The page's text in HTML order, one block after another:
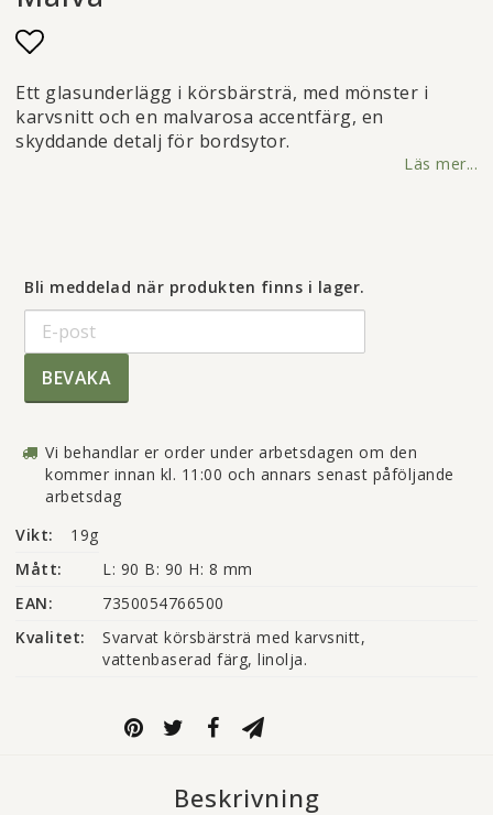
Lägg till i favoritlistan
Ett glasunderlägg i körsbärsträ, med mönster i
karvsnitt och en malvarosa accentfärg, en
skyddande detalj för bordsytor.
Läs mer...
Bli meddelad när produkten finns i lager.
BEVAKA
Vi behandlar er order under arbetsdagen om den
kommer innan kl. 11:00 och annars senast påföljande
arbetsdag
Vikt:
19g
Mått:
L: 90 B: 90 H: 8 mm
EAN:
7350054766500
Kvalitet:
Svarvat körsbärsträ med karvsnitt,
vattenbaserad färg, linolja.
Beskrivning